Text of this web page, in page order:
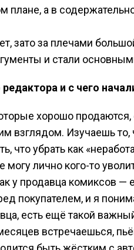
плане, а в
зато за плечами
и стали
и с чего
хорошо
Изучаешь то,
что убрать как
лично кого-то
у продавца комиксов
покупателем, и я
есть ещё такой
встречаешься,